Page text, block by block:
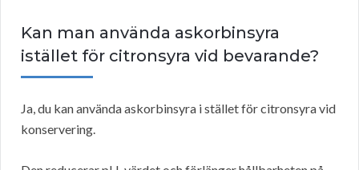
Kan man använda askorbinsyra
istället för citronsyra vid bevarande?
Ja, du kan använda askorbinsyra i stället för citronsyra vid
konservering.